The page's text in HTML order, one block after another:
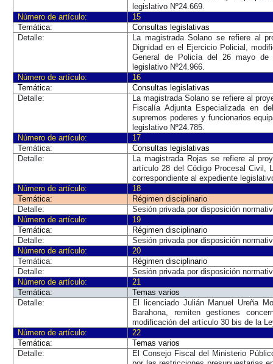
legislativo Nº24.669.
Número de artículo:
15
Temática:
Consultas legislativas
Detalle:
La magistrada Solano se refiere al
Dignidad en el Ejercicio Policial,
General de Policía del 26 mayo de
legislativo Nº24.966.
Número de artículo:
16
Temática:
Consultas legislativas
Detalle:
La magistrada Solano se refiere al
Fiscalía Adjunta Especializada en
supremos poderes y funcionarios
legislativo Nº24.785.
Número de artículo:
17
Temática:
Consultas legislativas
Detalle:
La magistrada Rojas se refiere al
artículo 28 del Código Procesal Civil,
correspondiente al expediente
Número de artículo:
18
Temática:
Régimen disciplinario
Detalle:
Sesión privada por disposición
Número de artículo:
19
Temática:
Régimen disciplinario
Detalle:
Sesión privada por disposición
Número de artículo:
20
Temática:
Régimen disciplinario
Detalle:
Sesión privada por disposición
Número de artículo:
21
Temática:
Temas varios
Detalle:
El licenciado Julián Manuel Ureña
Barahona, remiten gestiones
modificación del artículo 30 bis de la
Número de artículo:
22
Temática:
Temas varios
Detalle:
El Consejo Fiscal del Ministerio